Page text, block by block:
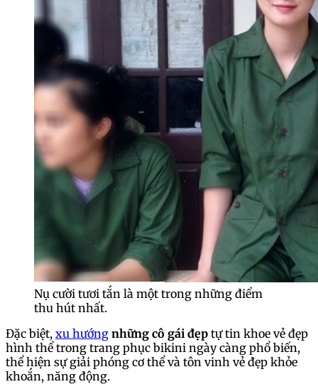
Nụ cười tươi tắn là một trong những điểm
thu hút nhất.
Đặc biệt, xu hướng những cô gái đẹp tự tin khoe vẻ đẹp
hình thể trong trang phục bikini ngày càng phổ biến,
thể hiện sự giải phóng cơ thể và tôn vinh vẻ đẹp khỏe
khoắn, năng động.